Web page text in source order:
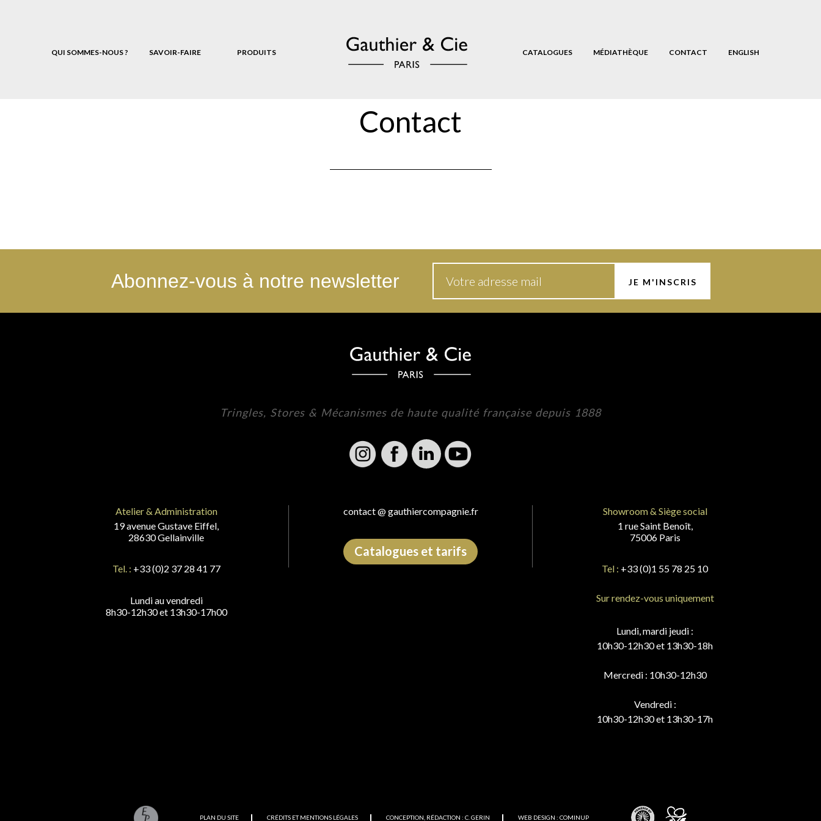
QUI SOMMES-NOUS ? SAVOIR-FAIRE PRODUITS CATALOGUES MÉDIATHÈQUE CONTACT ENGLISH
Contact
Abonnez-vous à notre newsletter
Tringles, Stores & Mécanismes de haute qualité française depuis 1888
Atelier & Administration
19 avenue Gustave Eiffel,
28630 Gellainville
Tel. : +33 (0)2 37 28 41 77
Lundi au vendredi
8h30-12h30 et 13h30-17h00
contact @ gauthiercompagnie.fr
Catalogues et tarifs
Showroom & Siège social
1 rue Saint Benoît,
75006 Paris
Tel : +33 (0)1 55 78 25 10
Sur rendez-vous uniquement
Lundi, mardi jeudi :
10h30-12h30 et 13h30-18h
Mercredi : 10h30-12h30
Vendredi :
10h30-12h30 et 13h30-17h
PLAN DU SITE CRÉDITS ET MENTIONS LÉGALES CONCEPTION, RÉDACTION : C. GERIN WEB DESIGN : COMINUP